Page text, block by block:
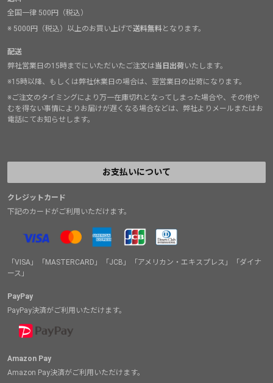
全国一律 500円（税込）
※ 5000円（税込）以上のお買い上げで送料無料となります。
配送
弊社営業日の15時までにいただいたご注文は当日出荷いたします。
※15時以降、もしくは弊社休業日の場合は、翌営業日の出荷になります。
※ご注文のタイミングにより万一在庫切れとなってしまった場合や、その他や
むを得ない事情によりお届けが遅くなる場合などは、弊社よりメールまたはお
電話にてお知らせします。
お支払いについて
クレジットカード
下記のカードがご利用いただけます。
「VISA」「MASTERCARD」「JCB」「アメリカン・エキスプレス」「ダイナ
ース」
PayPay
PayPay決済がご利用いただけます。
Amazon Pay
Amazon Pay決済がご利用いただけます。